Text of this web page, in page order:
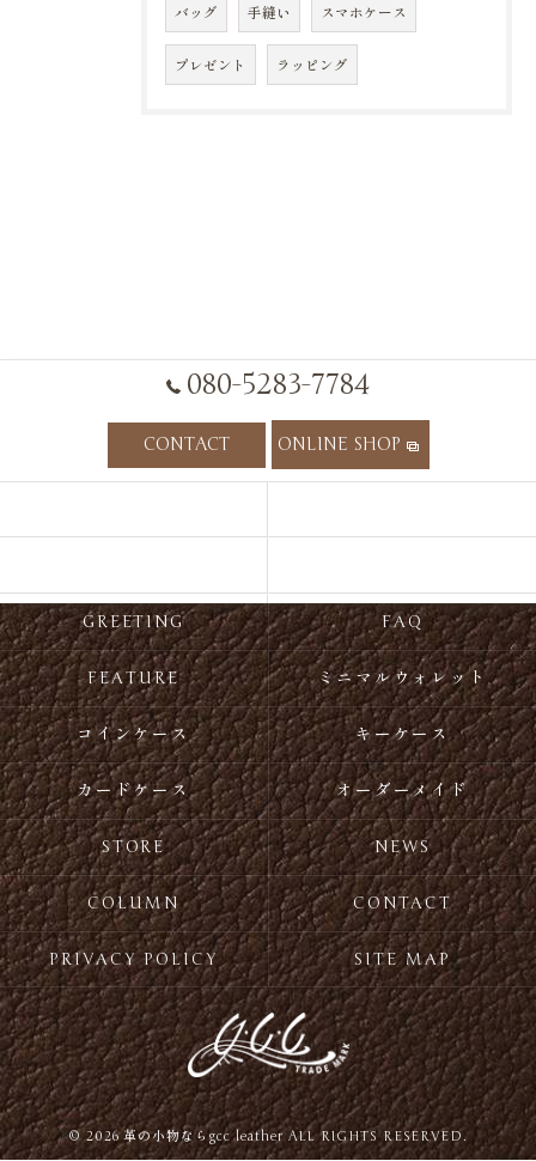
バッグ 手縫い スマホケース
プレゼント ラッピング
080-5283-7784
CONTACT ONLINE SHOP
GREETING FAQ
FEATURE ミニマルウォレット
コインケース キーケース
カードケース オーダーメイド
STORE NEWS
COLUMN CONTACT
PRIVACY POLICY SITE MAP
© 2026 革の小物ならgcc leather ALL RIGHTS RESERVED.